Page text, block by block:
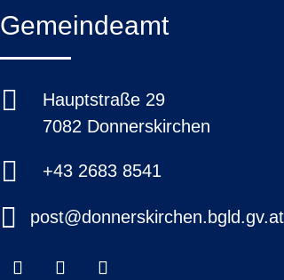
Gemeindeamt

Hauptstraße 29
7082 Donnerskirchen
 +43 2683 8541
 post@donnerskirchen.bgld.gv.at